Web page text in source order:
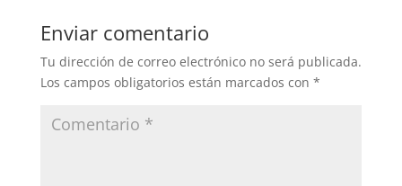
Enviar comentario
Tu dirección de correo electrónico no será publicada.
Los campos obligatorios están marcados con *